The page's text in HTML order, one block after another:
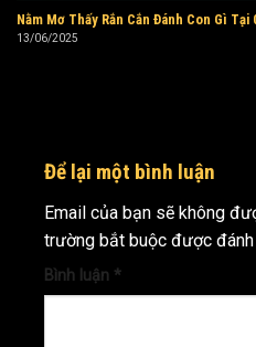
Nằm Mơ Thấy Rắn Cắn Đánh Con Gì Tại
13/06/2025
Để lại một bình luận
Email của bạn sẽ không
trường bắt buộc được
Bình luận *